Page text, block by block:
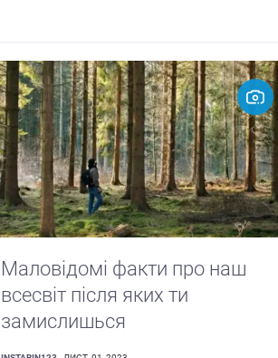
Маловідомі факти про наш
всесвіт після яких ти
замислишься